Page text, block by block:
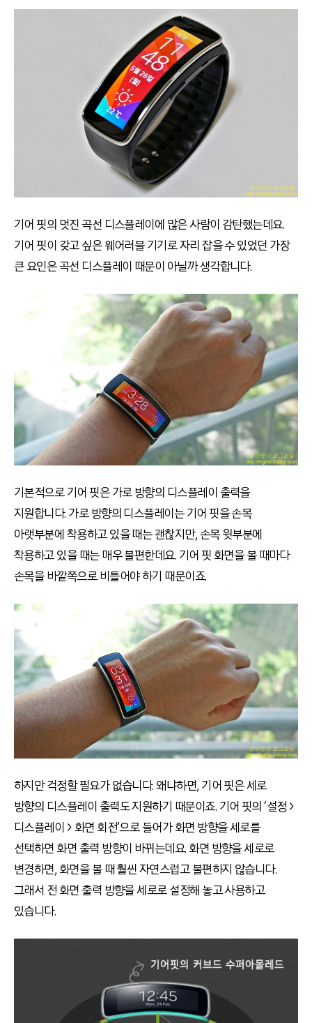
기어 핏의 멋진 곡선 디스플레이에 많은 사람이 감탄했는데요.
기어 핏이 갖고 싶은 웨어러블 기기로 자리 잡을 수 있었던 가장
큰 요인은 곡선 디스플레이 때문이 아닐까 생각합니다.
기본적으로 기어 핏은 가로 방향의 디스플레이 출력을
지원합니다. 가로 방향의 디스플레이는 기어 핏을 손목
아랫부분에 착용하고 있을 때는 괜찮지만, 손목 윗부분에
착용하고 있을 때는 매우 불편한데요. 기어 핏 화면을 볼 때마다
손목을 바깥쪽으로 비틀어야 하기 때문이죠.
하지만 걱정할 필요가 없습니다. 왜냐하면, 기어 핏은 세로
방향의 디스플레이 출력도 지원하기 때문이죠. 기어 핏의 ‘설정 >
디스플레이 > 화면 회전’으로 들어가 화면 방향을 세로를
선택하면 화면 출력 방향이 바뀌는데요. 화면 방향을 세로로
변경하면, 화면을 볼 때 훨씬 자연스럽고 불편하지 않습니다.
그래서 전 화면 출력 방향을 세로로 설정해 놓고 사용하고
있습니다.